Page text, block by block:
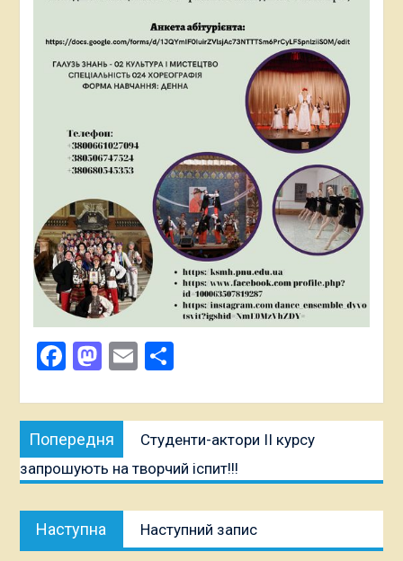
Facebook
Mastodon
EmailПоділитися
Навігація
записів
Попередня
публікація:
Студенти-актори ІІ курсу
запрошують на творчий іспит!!!
Наступна
публікація:
Наступний запис